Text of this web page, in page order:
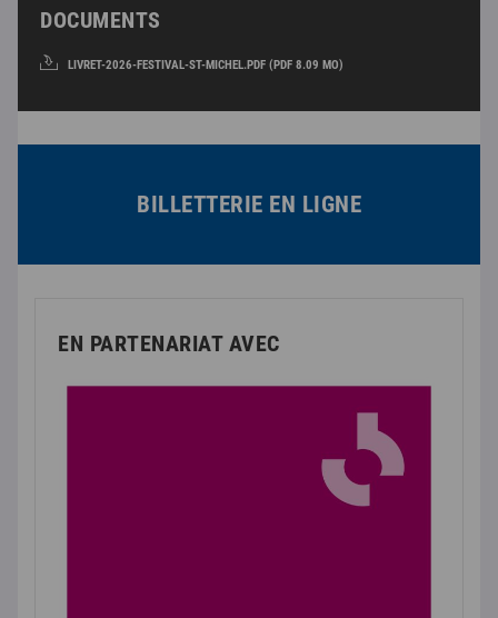
DOCUMENTS
LIVRET-2026-FESTIVAL-ST-MICHEL.PDF (PDF 8.09 MO)
BILLETTERIE EN LIGNE
EN PARTENARIAT AVEC